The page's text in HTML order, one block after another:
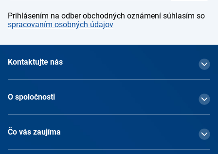
Prihlásením na odber obchodných oznámení súhlasím so
spracovaním osobných údajov
Kontaktujte nás
O spoločnosti
Čo vás zaujíma